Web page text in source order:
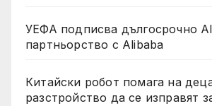
УЕФА подписва дългосрочно AI
партньорство с Alibaba
Китайски робот помага на
разстройство да се изправят